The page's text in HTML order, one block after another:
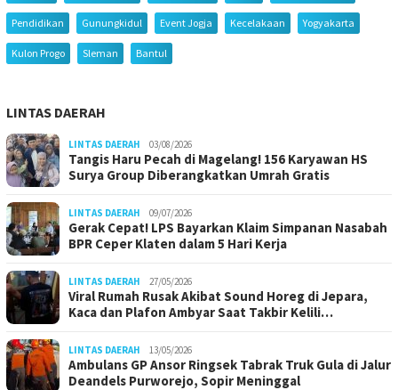
Pendidikan Gunungkidul Event Jogja Kecelakaan Yogyakarta
Kulon Progo Sleman Bantul
LINTAS DAERAH
LINTAS DAERAH 03/08/2026
Tangis Haru Pecah di Magelang! 156 Karyawan HS
Surya Group Diberangkatkan Umrah Gratis
LINTAS DAERAH 09/07/2026
Gerak Cepat! LPS Bayarkan Klaim Simpanan Nasabah
BPR Ceper Klaten dalam 5 Hari Kerja
LINTAS DAERAH 27/05/2026
Viral Rumah Rusak Akibat Sound Horeg di Jepara,
Kaca dan Plafon Ambyar Saat Takbir Kelili…
LINTAS DAERAH 13/05/2026
Ambulans GP Ansor Ringsek Tabrak Truk Gula di Jalur
Deandels Purworejo, Sopir Meninggal